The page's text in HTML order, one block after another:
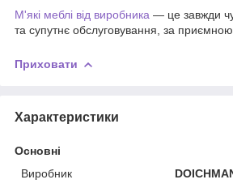
М'які меблі від виробника — це завжди
та супутнє обслуговування, за приємною
Приховати
Характеристики
Основні
Виробник